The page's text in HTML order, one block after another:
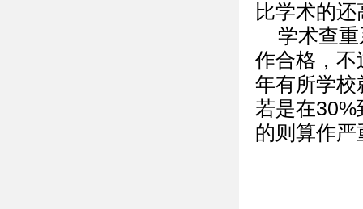
比学术的还
学术查
作合格，不
年有所学校
若是在
的则算作严